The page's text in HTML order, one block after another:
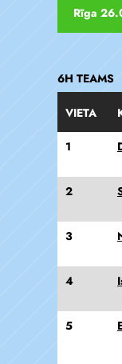
Rīga
6H TEAMS
VIETA
1
2
3
4
5